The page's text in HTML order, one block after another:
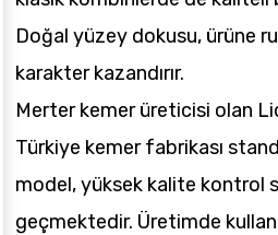
Doğal yüzey dokusu, ürüne
karakter kazandırır.
Merter kemer üreticisi olan
Türkiye kemer fabrikası
model, yüksek kalite kontrol
geçmektedir. Üretimde